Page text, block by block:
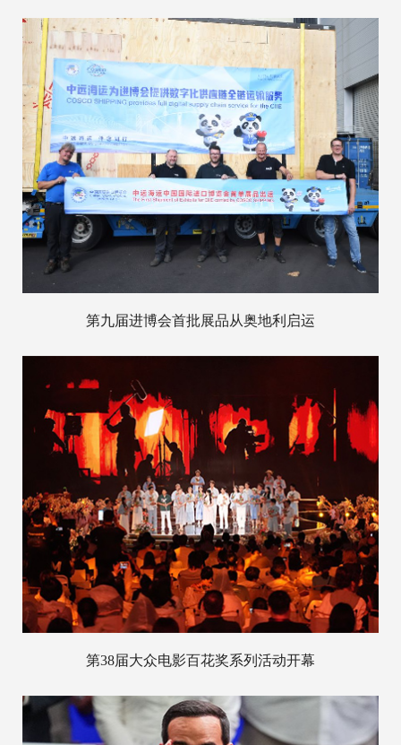
第九届进博会首批展品从奥地利启运
第38届大众电影百花奖系列活动开幕